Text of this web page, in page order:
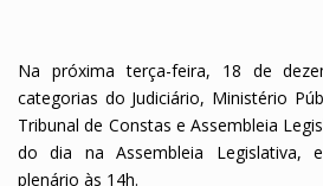
Na próxima terça-feira, 18 de
categorias do Judiciário, Ministério
Tribunal de Constas e Assembleia
do dia na Assembleia Legislativa,
plenário às 14h.